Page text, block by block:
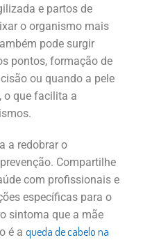
e partos de
o organismo mais
pode surgir
pontos, formação de
ou quando a pele
o que facilita a
a redobrar o
Compartilhe
com profissionais e
específicas para o
sintoma que a mãe
é a queda de cabelo na